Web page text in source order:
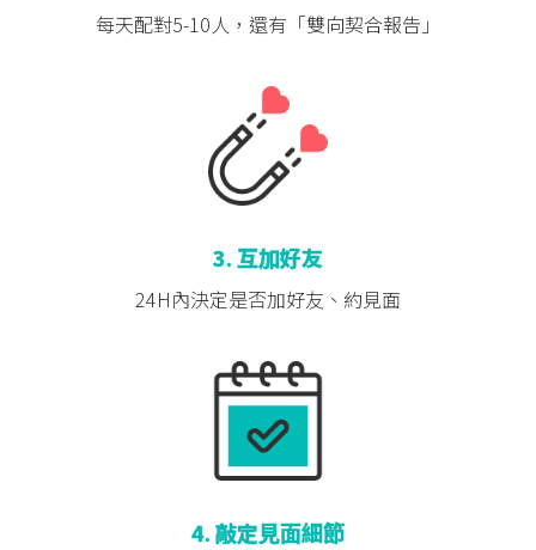
每天配對5-10人， 還有「雙向契合報告」
3. 互加好友
24H內決定是否加好友、約見面
4. 敲定見面細節